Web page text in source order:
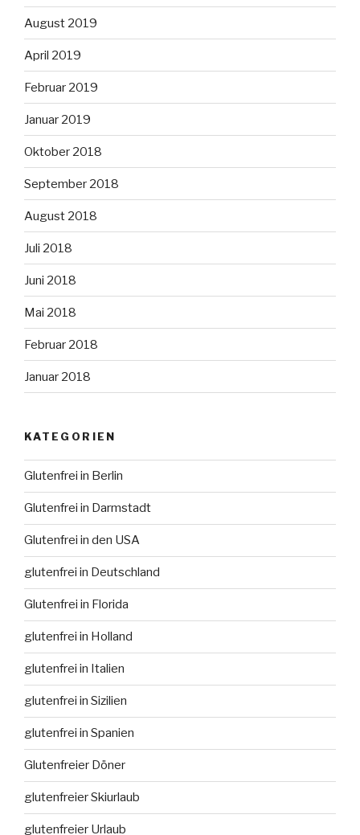
August 2019
April 2019
Februar 2019
Januar 2019
Oktober 2018
September 2018
August 2018
Juli 2018
Juni 2018
Mai 2018
Februar 2018
Januar 2018
KATEGORIEN
Glutenfrei in Berlin
Glutenfrei in Darmstadt
Glutenfrei in den USA
glutenfrei in Deutschland
Glutenfrei in Florida
glutenfrei in Holland
glutenfrei in Italien
glutenfrei in Sizilien
glutenfrei in Spanien
Glutenfreier Döner
glutenfreier Skiurlaub
glutenfreier Urlaub